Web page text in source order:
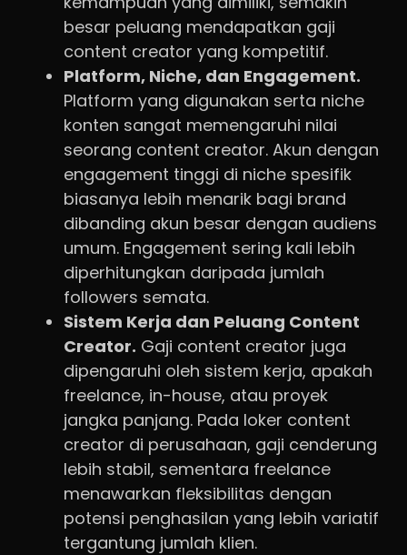
besar peluang mendapatkan gaji
content creator yang kompetitif.
Platform, Niche, dan Engagement.
Platform yang digunakan serta niche
konten sangat memengaruhi nilai
seorang content creator. Akun dengan
engagement tinggi di niche spesifik
biasanya lebih menarik bagi brand
dibanding akun besar dengan audiens
umum. Engagement sering kali lebih
diperhitungkan daripada jumlah
followers semata.
Sistem Kerja dan Peluang Content
Creator. Gaji content creator juga
dipengaruhi oleh sistem kerja, apakah
freelance, in-house, atau proyek
jangka panjang. Pada loker content
creator di perusahaan, gaji cenderung
lebih stabil, sementara freelance
menawarkan fleksibilitas dengan
potensi penghasilan yang lebih variatif
tergantung jumlah klien.